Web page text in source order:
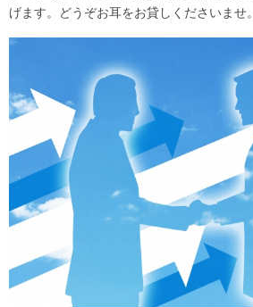
げます。どうぞお耳をお貸しくださいませ。